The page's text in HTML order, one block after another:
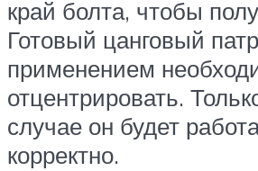
край болта, чтобы
Готовый цанговый
применением
отцентрировать.
случае он будет
корректно.